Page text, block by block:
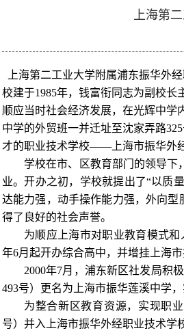
上海第
上海第二工业大学附属浦东振华外
校建于1985年，钱富衔同志为副校长
顺应当时社会经济发展，在光辉中学
中学的外贸班一并迁址至沈家弄路
才的职业技术学校——上海市振华外
学校在市、区教育部门的领导下
业。开办之初，学校就提出了“以质
达能力强，动手操作能力强，外向
得了良好的社会声誉。
为顺应上海市对职业教育模式
年6月起开办综合高中，并增挂上海市
2000年7月，浦东新区社发局积
493号）更名为上海市振华莲溪中学
为整合新区教育资源，实现职
号）并入上海市振华外经职业技术学